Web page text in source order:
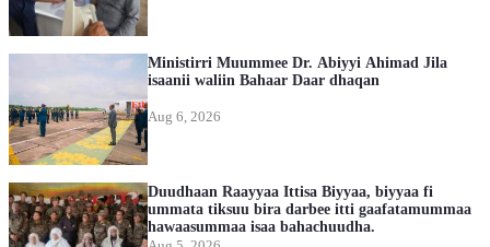
Ministirri Muummee Dr. Abiyyi Ahimad Jila
isaanii waliin Bahaar Daar dhaqan
Aug 6, 2026
Duudhaan Raayyaa Ittisa Biyyaa, biyyaa fi
ummata tiksuu bira darbee itti gaafatamummaa
hawaasummaa isaa bahachuudha.